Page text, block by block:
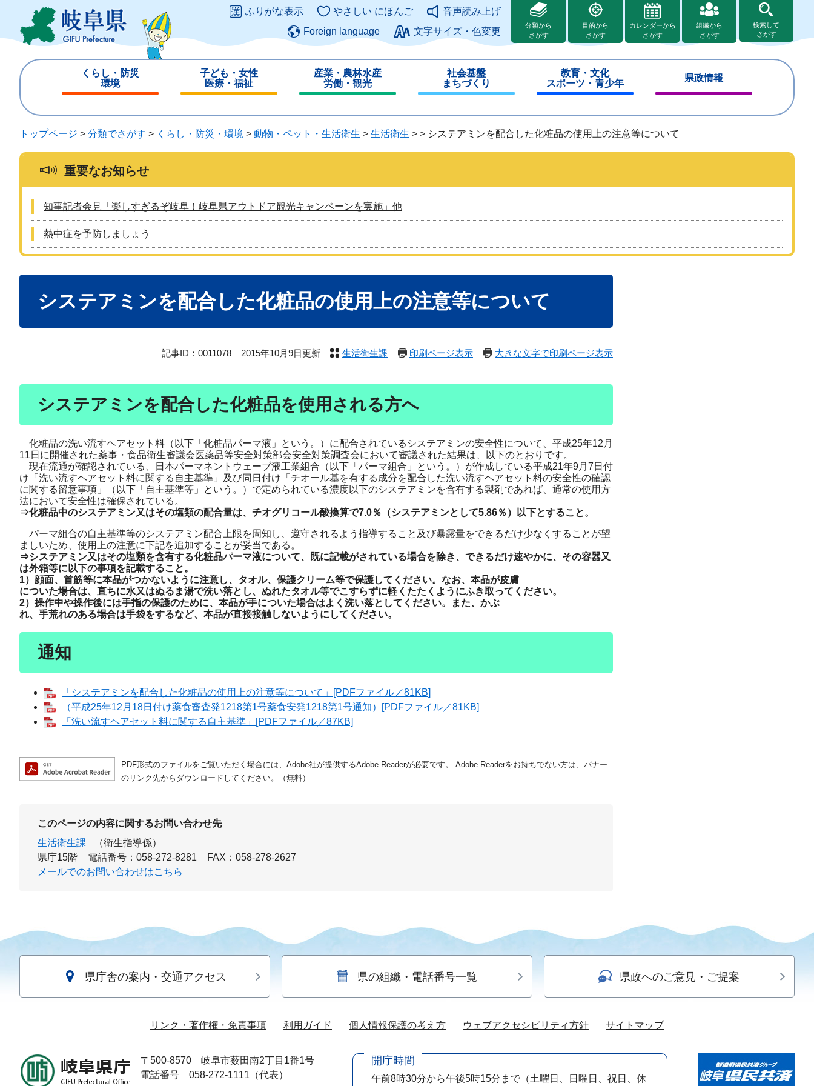
ジ
ュ
このページの本文へ
ふりがな表示 やさしい にほんご
音声読み上げ
Foreign language
文字サイズ・色変更
分類から
さがす
目的から
さがす
カレンダーから
さがす
組織から
さがす
検索して
さがす
くらし・防災
環境
じ
子ども・女性
医療・福祉
じ
産業・農林水産
労働・観光
じ
る
社会基盤
まちづくり
じ
教育・文化
スポーツ・青少年
じ
る
県政情報
じ
トップページ > 分類でさがす > くらし・防災・環境 > 動物・ペット・生活衛生 > 生活衛生 > > システアミンを配合した化粧品の使用上の注意等について
重要なお知らせ
知事記者会見「楽しすぎるぞ岐阜！岐阜県アウトドア観光キャンペーンを実施」他
熱中症を予防しましょう
システアミンを配合した化粧品の使用上の注意等について
記事ID：0011078 2015年10月9日更新 生活衛生課 印刷ページ表示 大きな文字で印刷ページ表示
システアミンを配合した化粧品を使用される方へ
化粧品の洗い流すヘアセット料（以下「化粧品パーマ液」という。）に配合されているシステアミンの安全性について、平成25年12月
11日に開催された薬事・食品衛生審議会医薬品等安全対策部会安全対策調査会において審議された結果は、以下のとおりです。
現在流通が確認されている、日本パーマネントウェーブ液工業組合（以下「パーマ組合」という。）が作成している平成21年9月7日付
け「洗い流すヘアセット料に関する自主基準」及び同日付け「チオール基を有する成分を配合した洗い流すヘアセット料の安全性の確認
に関する留意事項」（以下「自主基準等」という。）で定められている濃度以下のシステアミンを含有する製剤であれば、通常の使用方
法において安全性は確保されている。
⇒化粧品中のシステアミン又はその塩類の配合量は、チオグリコール酸換算で7.0％（システアミンとして5.86％）以下とすること。
パーマ組合の自主基準等のシステアミン配合上限を周知し、遵守されるよう指導すること及び暴露量をできるだけ少なくすることが望
ましいため、使用上の注意に下記を追加することが妥当である。
⇒システアミン又はその塩類を含有する化粧品パーマ液について、既に記載がされている場合を除き、できるだけ速やかに、その容器又
は外箱等に以下の事項を記載すること。
1）顔面、首筋等に本品がつかないように注意し、タオル、保護クリーム等で保護してください。なお、本品が皮膚
についた場合は、直ちに水又はぬるま湯で洗い落とし、ぬれたタオル等でこすらずに軽くたたくようにふき取ってください。
2）操作中や操作後には手指の保護のために、本品が手についた場合はよく洗い落としてください。また、かぶ
れ、手荒れのある場合は手袋をするなど、本品が直接接触しないようにしてください。
通知
「システアミンを配合した化粧品の使用上の注意等について」[PDFファイル／81KB]
（平成25年12月18日付け薬食審査発1218第1号薬食安発1218第1号通知）[PDFファイル／81KB]
「洗い流すヘアセット料に関する自主基準」[PDFファイル／87KB]
PDF形式のファイルをご覧いただく場合には、Adobe社が提供するAdobe Readerが必要です。
Adobe Readerをお持ちでない方は、バナー
のリンク先からダウンロードしてください。（無料）
このページの内容に関するお問い合わせ先
生活衛生課
（衛生指導係）
県庁15階
電話番号：058-272-8281
FAX：058-278-2627
メールでのお問い合わせはこちら
県庁舎の案内・交通アクセス 県の組織・電話番号一覧 県政へのご意見・ご提案
リンク・著作権・免責事項 利用ガイド 個人情報保護の考え方 ウェブアクセシビリティ方針 サイトマップ
〒500-8570
岐阜市薮田南2丁目1番1号
電話番号 058-272-1111（代表）
開庁時間
午前8時30分から午後5時15分まで （土曜日、日曜日、祝日、休